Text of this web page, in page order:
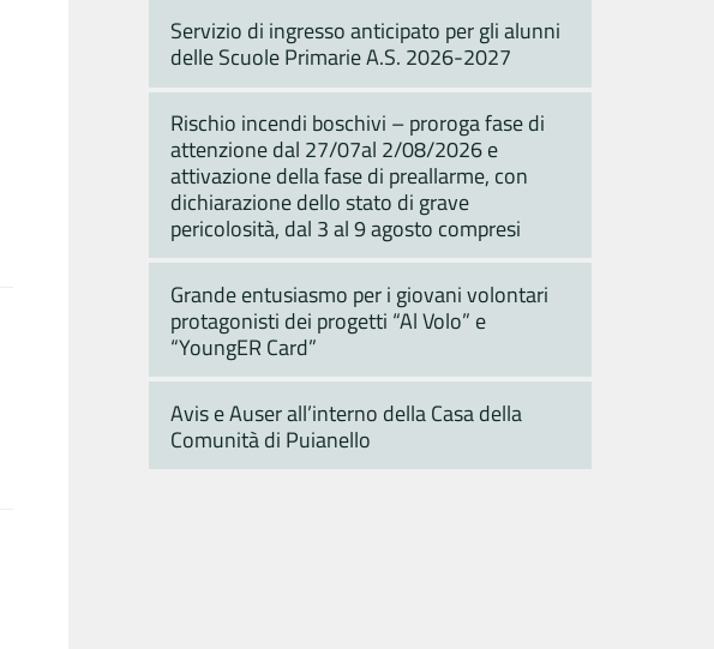
Servizio di ingresso anticipato per gli alunni
delle Scuole Primarie A.S. 2026-2027
Rischio incendi boschivi – proroga fase di
attenzione dal 27/07al 2/08/2026 e
attivazione della fase di preallarme, con
dichiarazione dello stato di grave
pericolosità, dal 3 al 9 agosto compresi
Grande entusiasmo per i giovani volontari
protagonisti dei progetti “Al Volo” e
“YoungER Card”
Avis e Auser all’interno della Casa della
Comunità di Puianello